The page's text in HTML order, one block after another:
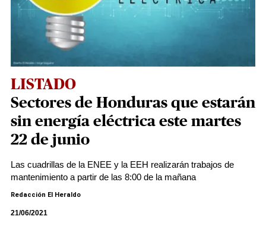
LISTADO
Sectores de Honduras que estarán
sin energía eléctrica este martes
22 de junio
Las cuadrillas de la ENEE y la EEH realizarán trabajos de
mantenimiento a partir de las 8:00 de la mañana
Redacción El Heraldo
21/06/2021